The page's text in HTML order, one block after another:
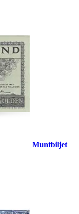
Muntbiljet